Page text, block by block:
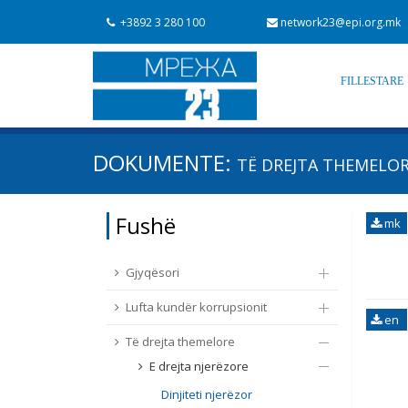
+3892 3 280 100 network23@epi.org.mk
FILLESTARE
Kërko dokumente
DOKUMENTE: TË DREJTA
Fushë
Gjyqësori
Lufta kundër korrupsionit
Të drejta themelore
E drejta njerëzore
Dinjiteti njerëzor
mk
en